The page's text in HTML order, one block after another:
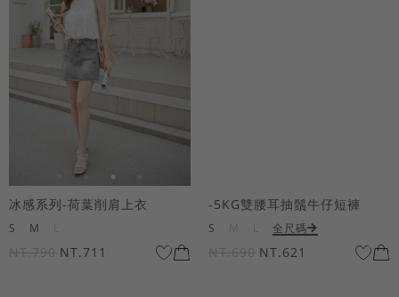
冰感系列-荷葉削肩上衣
S M
NT.790 NT.711
-5KG雙腰耳抽鬚牛仔短褲
S 全尺碼
NT.690 NT.621